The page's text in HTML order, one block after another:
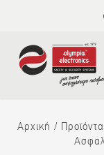
Αρχική Προϊόντα